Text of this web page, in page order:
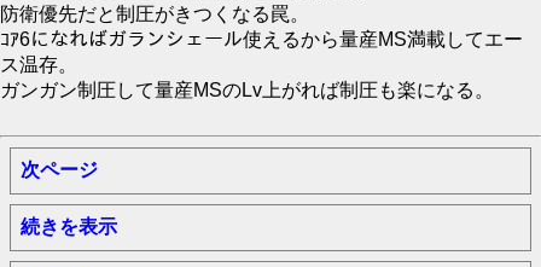
防衛優先だと制圧がきつくなる罠。
ｺｱ6になればガランシェール使えるから量産MS満載してエー
ス温存。
ガンガン制圧して量産MSのLv上がれば制圧も楽になる。
次ページ
続きを表示